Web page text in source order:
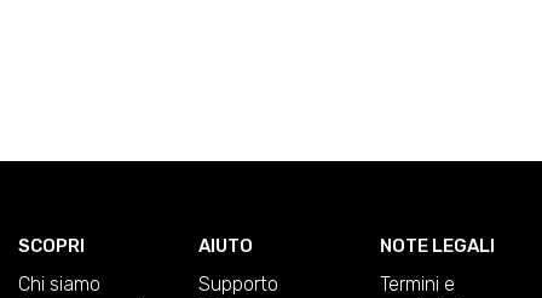
SCOPRI
Chi siamo
AIUTO
Supporto
NOTE LEGALI
Termini e